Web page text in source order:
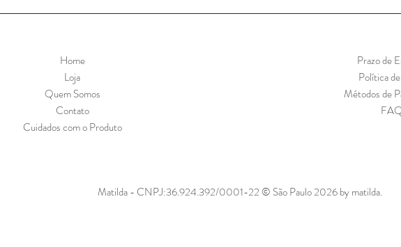
Home
Loja
Quem Somos
Contato
Cuidados com o Produto
Prazo de
Política
Métodos de
Matilda - CNPJ:36.924.392/0001-22 © São Paulo 2026 by matilda.